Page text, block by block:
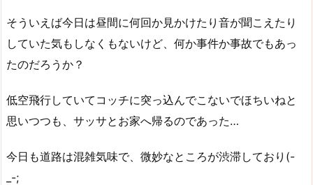
そういえば今日は昼間に何回か見かけたり音が聞こえたり
していた気もしなくもないけど、何か事件か事故でもあっ
たのだろうか？
低空飛行していてコッチに突っ込んでこないでほちいねと
思いつつも、サッサとお家へ帰るのであった…
今日も道路は混雑気味で、微妙なところが渋滞しており(-
_-;